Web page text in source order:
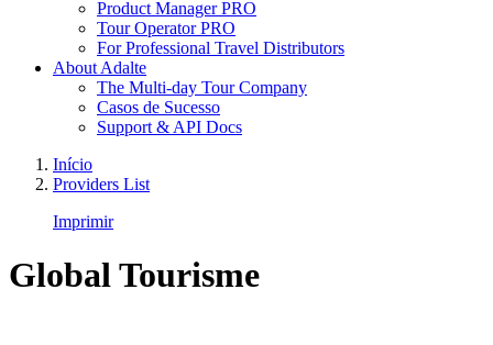
Product Manager PRO
Tour Operator PRO
For Professional Travel Distributors
About Adalte
The Multi-day Tour Company
Casos de Sucesso
Support & API Docs
Início
Providers List
Imprimir
Global Tourisme